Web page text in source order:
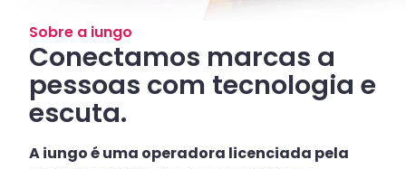
Sobre a iungo
Conectamos marcas a
pessoas com tecnologia e
escuta.
A iungo é uma operadora licenciada pela